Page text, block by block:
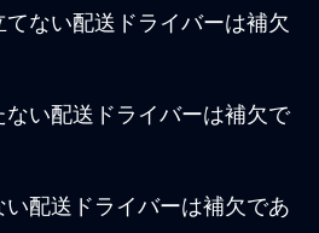
ない配送ドライバーは補欠
い配送ドライバーは補欠で
配送ドライバーは補欠であ